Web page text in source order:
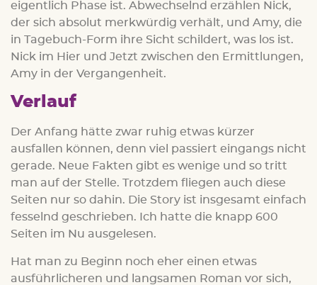
eigentlich Phase ist. Abwechselnd erzählen Nick,
der sich absolut merkwürdig verhält, und Amy, die
in Tagebuch-Form ihre Sicht schildert, was los ist.
Nick im Hier und Jetzt zwischen den Ermittlungen,
Amy in der Vergangenheit.
Verlauf
Der Anfang hätte zwar ruhig etwas kürzer
ausfallen können, denn viel passiert eingangs nicht
gerade. Neue Fakten gibt es wenige und so tritt
man auf der Stelle. Trotzdem fliegen auch diese
Seiten nur so dahin. Die Story ist insgesamt einfach
fesselnd geschrieben. Ich hatte die knapp 600
Seiten im Nu ausgelesen.
Hat man zu Beginn noch eher einen etwas
ausführlicheren und langsamen Roman vor sich,